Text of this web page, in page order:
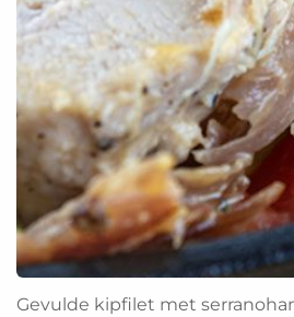
Gevulde kipfilet met